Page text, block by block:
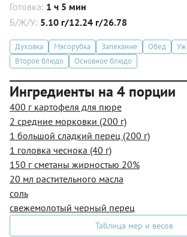
Готовка: 1 ч 5 мин
Б/Ж/У: 5.10 г/12.24 г/26.78
Духовка Мясорубка Запекание Обед
Второе блюдо
Основное блюдо
Ингредиенты на 4 порции
400 г картофеля для пюре
2 средние морковки (200 г)
1 большой сладкий перец (200 г)
1 головка чеснока (40 г)
150 г сметаны жирностью 20%
20 мл растительного масла
соль
свежемолотый черный перец
Таблица мер и весов